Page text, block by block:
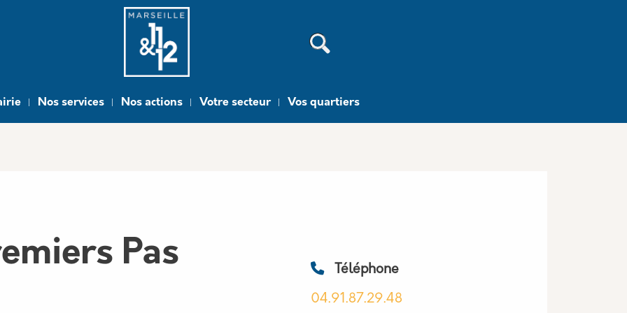
Recherche
Nos services Nos actions Votre secteur Vos quartiers
Pas Téléphone
04.91.87.29.48